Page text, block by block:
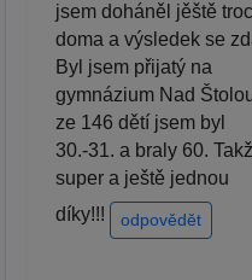
jsem doháněl jěště
doma a výsledek se
Byl jsem přijatý na
gymnázium Nad
ze 146 dětí jsem byl
30.-31. a braly 60.
super a ještě jednou
díky!!!
odpovědět